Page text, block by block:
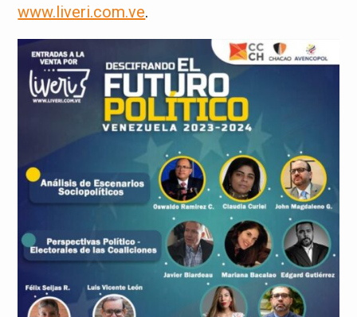
www.liveri.com.ve.